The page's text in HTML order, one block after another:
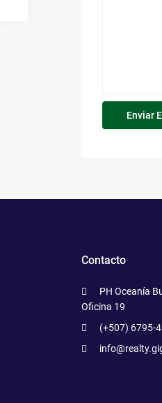
Contacto
PH Oceanía
Oficina 19
(+507) 6795-